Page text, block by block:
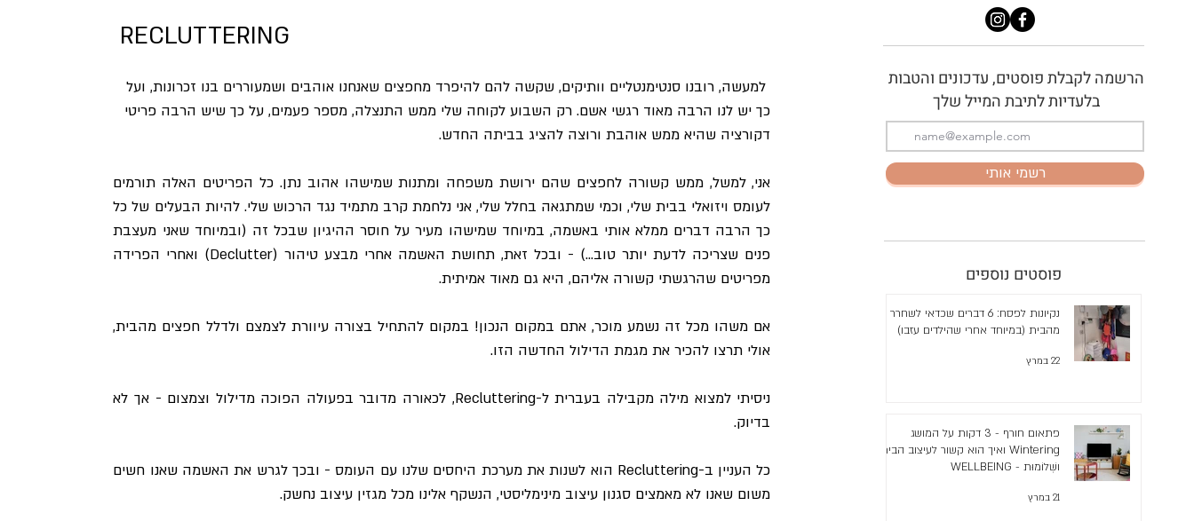
RECLUTTERING
למעשה, רובנו סנטימנטליים וותיקים, שקשה להם להיפרד מחפצים שאנחנו אוהבים ושמעוררים בנו זכרונות, ועל
כך יש לנו הרבה מאוד רגשי אשם. רק השבוע לקוחה שלי ממש התנצלה, מספר פעמים, על כך שיש הרבה פריטי
דקורציה שהיא ממש אוהבת ורוצה להציג בביתה החדש.
לעומס ויזואלי בבית שלי, וכמי שמתגאה בחלל שלי, אני נלחמת קרב מתמיד נגד הרכוש שלי. להיות הבעלים של כל
כך הרבה דברים ממלא אותי באשמה, במיוחד שמישהו מעיר על חוסר ההיגיון שבכל זה (ובמיוחד שאני מעצבת
מפריטים שהרגשתי קשורה אליהם, היא גם מאוד אמיתית.
אם משהו מכל זה נשמע מוכר, אתם במקום הנכון! במקום להתחיל בצורה עיוורת לצמצם ולדלל חפצים מהבית,
אולי תרצו להכיר את מגמת הדילול החדשה הזו.
ניסיתי למצוא מילה מקבילה בעברית ל-Recluttering, לכאורה מדובר בפעולה הפוכה מדילול וצמצום - אך לא
בדיוק.
משום שאנו לא מאמצים סגנון עיצוב מינימליסטי, הנשקף אלינו מכל מגזין עיצוב נחשק.
הרשמה לקבלת פוסטים, עדכונים והטבות
בלעדיות לתיבת המייל שלך
רשמי אותי
פוסטים נוספים
נקיונות לפסח: 6 דברים שכדאי לשחרר
מהבית (במיוחד אחרי שהילדים עזבו)
22 במרץ
פתאום חורף - 3 דקות על המושג
Wintering ואיך הוא קשור לעיצוב הבית
ושְׁלוֹמוּת - WELLBEING
21 במרץ